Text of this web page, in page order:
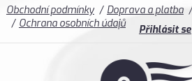
Obchodní podmínky Doprava a platba
Ochrana osobních údajů
Přihlásit se